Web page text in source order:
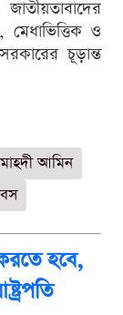
ও
চূড়ান্ত
মাহদী আমিন
হবে,